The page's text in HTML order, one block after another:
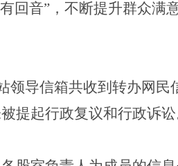
回音”，不断提升群众满
领导信箱共收到转办网民
提起行政复议和行政诉讼